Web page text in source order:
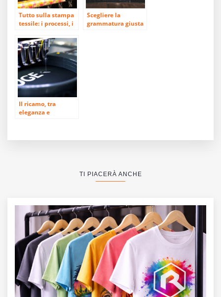
Tutto sulla stampa
tessile: i processi, i
altri segreti
Scegliere la
grammatura giusta
Il ricamo, tra
eleganza e
TI PIACERÀ ANCHE